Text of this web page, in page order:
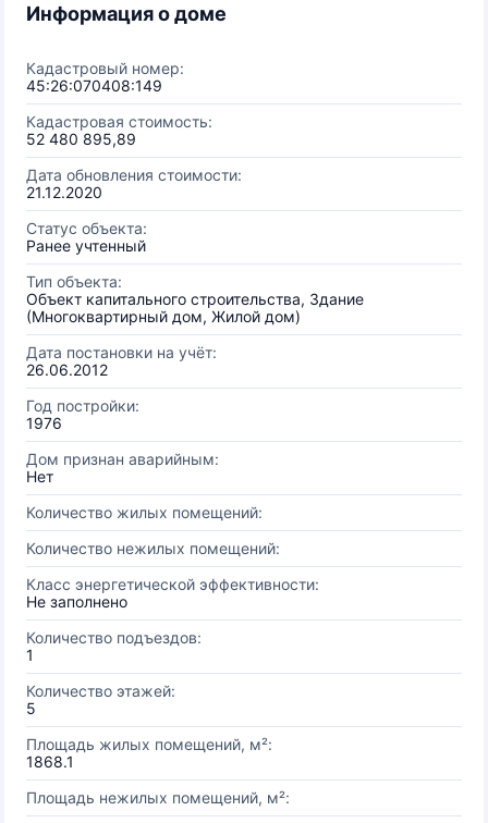
Информация о доме
Кадастровый номер:
45:26:070408:149
Кадастровая стоимость:
52 480 895,89
Дата обновления стоимости:
21.12.2020
Статус объекта:
Ранее учтенный
Тип объекта:
Объект капитального строительства, Здание
(Многоквартирный дом, Жилой дом)
Дата постановки на учёт:
26.06.2012
Год постройки:
1976
Дом признан аварийным:
Нет
Количество жилых помещений:
Количество нежилых помещений:
Класс энергетической эффективности:
Не заполнено
Количество подъездов:
1
Количество этажей:
5
Площадь жилых помещений, м²:
1868.1
Площадь нежилых помещений, м²: